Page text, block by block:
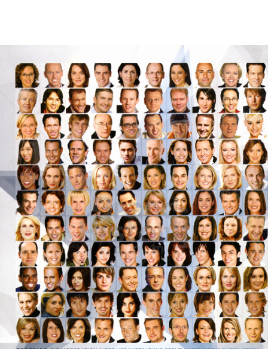
ORF Österreichischer Rundfunk
ORF Österreichischer Rundfunk
2009